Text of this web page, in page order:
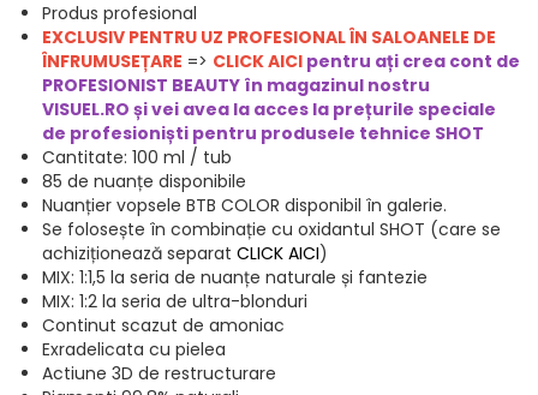
Produs profesional
EXCLUSIV PENTRU UZ PROFESIONAL ÎN SALOANELE DE
ÎNFRUMUSEȚARE => CLICK AICI pentru ați crea cont de
PROFESIONIST BEAUTY în magazinul nostru
VISUEL.RO și vei avea la acces la prețurile speciale
de profesioniști pentru produsele tehnice SHOT
Cantitate: 100 ml / tub
85 de nuanțe disponibile
Nuanțier vopsele BTB COLOR disponibil în galerie.
Se folosește în combinație cu oxidantul SHOT (care se
achiziționează separat CLICK AICI)
MIX: 1:1,5 la seria de nuanțe naturale și fantezie
MIX: 1:2 la seria de ultra-blonduri
Continut scazut de amoniac
Exradelicata cu pielea
Actiune 3D de restructurare